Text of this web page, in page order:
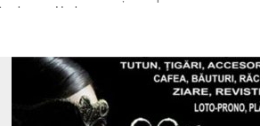
drumuri județene....